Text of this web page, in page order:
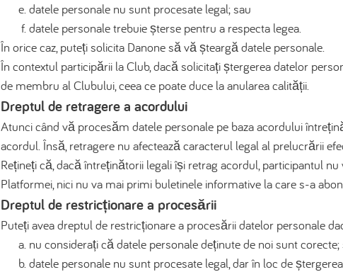
datele personale nu sunt procesate legal; sau
datele personale trebuie șterse pentru a respecta legea.
În orice caz, puteți solicita Danone să vă șteargă datele personale.
În contextul participării la Club, dacă solicitați ștergerea datelor
de membru al Clubului, ceea ce poate duce la anularea calității.
Dreptul de retragere a acordului
Atunci când vă procesăm datele personale pe baza acordului
acordul. Însă, retragere nu afectează caracterul legal al prelucrării
Rețineți că, dacă întreținătorii legali își retrag acordul, participantul
Platformei, nici nu va mai primi buletinele informative la care s-a
Dreptul de restricționare a procesării
Puteți avea dreptul de restricționare a procesării datelor personale
nu considerați că datele personale deținute de noi sunt corecte;
datele personale nu sunt procesate legal, dar în loc de